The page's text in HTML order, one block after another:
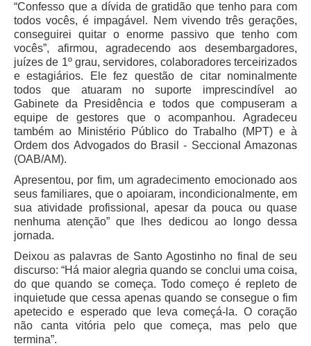
Consulta de Pautas
Atas de Sessões do Pleno
Audiências e Sessões
Calendário das Sessões da 1ª Turma 2026
Calendário de Sessões da 2ª Turma - 2026
Calendário das Sessões da 3ª Turma 2026
Calendário das Sessões do Pleno e Especializadas 2026
Carta de Serviços ao Cidadão
Cartilhas
Cadastro de Peritos, Tradutores e Intérpretes
Calendários
Calendário Geral
Calendário de Eventos
Calendário de Eventos passados
Calendário das Sessões
“Confesso que a dívida de gratidão que tenho para com
todos vocês, é impagável. Nem vivendo três gerações,
conseguirei quitar o enorme passivo que tenho com
vocês”, afirmou, agradecendo aos desembargadores,
juízes de 1º grau, servidores, colaboradores terceirizados
e estagiários. Ele fez questão de citar nominalmente
todos que atuaram no suporte imprescindível ao
Gabinete da Presidência e todos que compuseram a
equipe de gestores que o acompanhou. Agradeceu
também ao Ministério Público do Trabalho (MPT) e à
Ordem dos Advogados do Brasil - Seccional Amazonas
(OAB/AM).
Apresentou, por fim, um agradecimento emocionado aos
seus familiares, que o apoiaram, incondicionalmente, em
sua atividade profissional, apesar da pouca ou quase
nenhuma atenção” que lhes dedicou ao longo dessa
jornada.
Deixou as palavras de Santo Agostinho no final de seu
discurso: “Há maior alegria quando se conclui uma coisa,
do que quando se começa. Todo começo é repleto de
inquietude que cessa apenas quando se consegue o fim
apetecido e esperado que leva começá-la. O coração
não canta vitória pelo que começa, mas pelo que
termina”.